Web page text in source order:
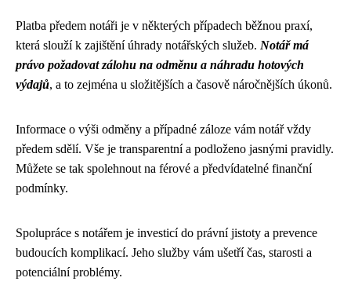
Platba předem notáři je v některých případech běžnou praxí,
která slouží k zajištění úhrady notářských služeb. Notář má
právo požadovat zálohu na odměnu a náhradu hotových
výdajů, a to zejména u složitějších a časově náročnějších úkonů.
Informace o výši odměny a případné záloze vám notář vždy
předem sdělí. Vše je transparentní a podloženo jasnými pravidly.
Můžete se tak spolehnout na férové a předvídatelné finanční
podmínky.
Spolupráce s notářem je investicí do právní jistoty a prevence
budoucích komplikací. Jeho služby vám ušetří čas, starosti a
potenciální problémy.